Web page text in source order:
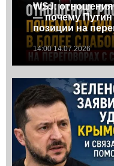
WSJ:
— почему Путин
позиции на
14:00 14.07.2026